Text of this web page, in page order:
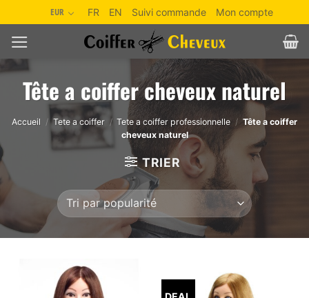
au
contenu
EUR FR EN Suivi commande Mon compte
Tête a coiffer cheveux naturel
Accueil / Tete a coiffer / Tete a coiffer professionnelle / Tête a coiffer
cheveux naturel
TRIER